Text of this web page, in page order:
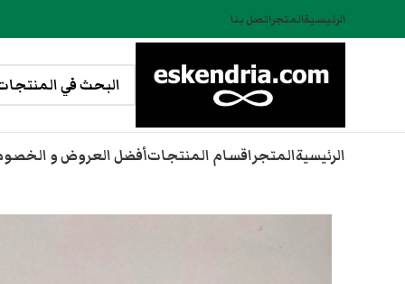
الرئيسيةالمتجراتصل بنا
الرئيسيةالمتجراقسام المنتجاتأفضل العروض و